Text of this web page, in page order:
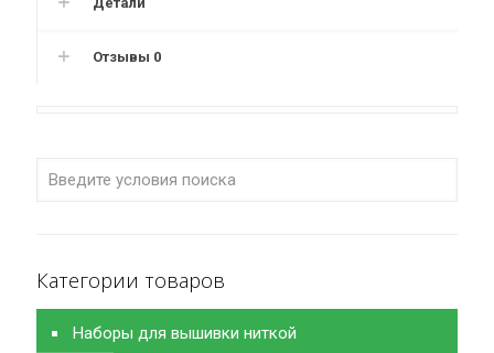
Отзывы 0
Категории товаров
Наборы для вышивки ниткой